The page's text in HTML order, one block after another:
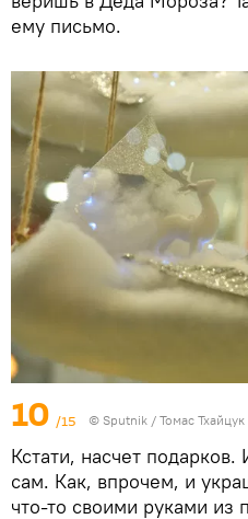
ему письмо.
10 /15 © Sputnik / Томас Тхайцук
Кстати, насчет
сам. Как, впрочем, и
что-то своими руками из